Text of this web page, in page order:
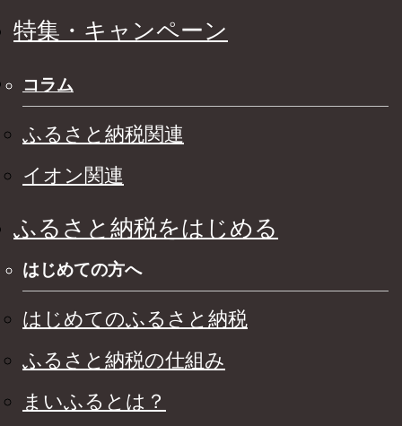
特集・キャンペーン
コラム
ふるさと納税関連
イオン関連
ふるさと納税をはじめる
はじめての方へ
はじめてのふるさと納税
ふるさと納税の仕組み
まいふるとは？